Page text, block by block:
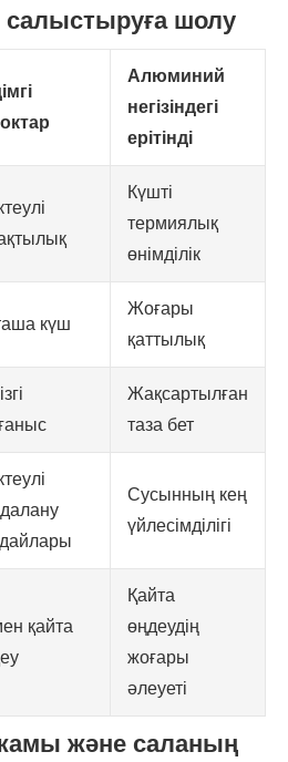
шолу
Алюминий
негізіндегі
ерітінді
Күшті
термиялық
өнімділік
күш
Жоғары
қаттылық
Жақсартылған
таза бет
Сусынның кең
үйлесімділігі
қайта
Қайта
өңдеудің
жоғары
әлеуеті
және саланың